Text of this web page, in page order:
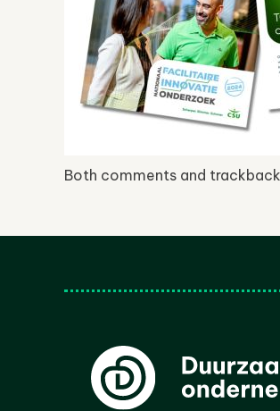
Both comments and